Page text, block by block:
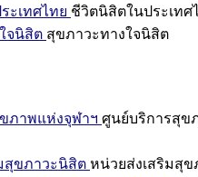
ะเทศไทย ชีวิตนิสิตในประเทศ
จนิสิต สุขภาวะทางใจนิสิต
ภาพแห่งจุฬาฯ ศูนย์บริการสุข
สุขภาวะนิสิต หน่วยส่งเสริมสุ